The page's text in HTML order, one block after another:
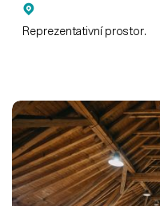
Reprezentativní prostor.